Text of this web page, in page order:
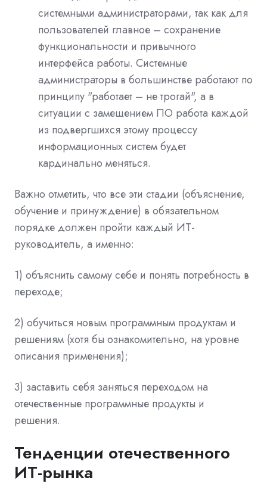
системными администраторами, так как для
пользователей главное – сохранение
функциональности и привычного
интерфейса работы. Системные
администраторы в большинстве работают по
принципу "работает – не трогай", а в
ситуации с замещением ПО работа каждой
из подвергшихся этому процессу
информационных систем будет
кардинально меняться.
Важно отметить, что все эти стадии (объяснение,
обучение и принуждение) в обязательном
порядке должен пройти каждый ИТ-
руководитель, а именно:
1) объяснить самому себе и понять потребность в
переходе;
2) обучиться новым программным продуктам и
решениям (хотя бы ознакомительно, на уровне
описания применения);
3) заставить себя заняться переходом на
отечественные программные продукты и
решения.
Тенденции отечественного
ИТ-рынка